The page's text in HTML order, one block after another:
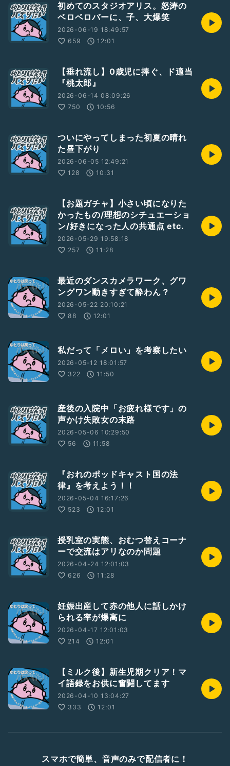
初めてのスタジオアリス。怒涛の
ベロベロバーに、子、大爆笑
2026-06-19 18:49:57
659
12:01
【垂れ流し】0歳児に捧ぐ、ド適当
『桃太郎』
2026-06-14 08:09:26
750
10:56
ついにやってしまった初夏の晴れ
た昼下がり
2026-06-05 12:49:21
128
10:31
【お題ガチャ】小さい頃になりた
かったもの/理想のシチュエーショ
ン/好きになった人の共通点 etc.
2026-05-29 19:58:18
257
11:28
最近のダンスカメラワーク、グワ
ングワン動きすぎて酔わん？
2026-05-22 20:10:21
88
12:01
私だって「メロい」を考察したい
2026-05-12 18:01:57
322
11:50
産後の入院中「お疲れ様です」の
声かけ失敗女の末路
2026-05-06 10:29:50
56
11:58
『おれのポッドキャスト国の法
律』を考えよう！！
2026-05-04 16:17:26
523
12:01
授乳室の実態、おむつ替えコーナ
ーで交流はアリなのか問題
2026-04-24 12:01:03
626
11:28
妊娠出産して赤の他人に話しかけ
られる率が爆高に
2026-04-17 12:01:03
214
12:01
【ミルク後】新生児期クリア！マ
イ語録をお供に奮闘してます
2026-04-10 13:04:27
333
12:01
スマホで簡単、音声のみで配信者に！